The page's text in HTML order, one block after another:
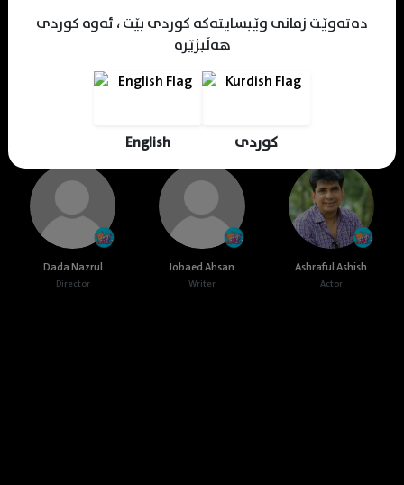
دەتەوێت زمانی وێبسایتەکە کوردی بێت ، ئەوە کوردی
هەڵبژێرە
English کوردی
Mhamad Hamed
Designer
Cast & Crew
Dada Nazrul
Director
Jobaed Ahsan
Writer
Ashraful Ashish
Actor